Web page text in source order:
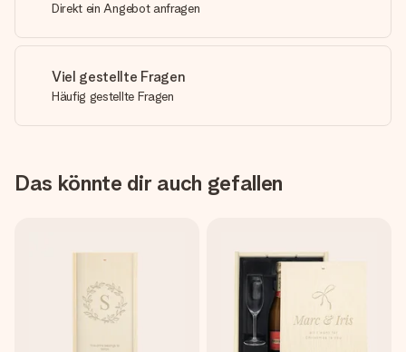
Direkt ein Angebot anfragen
Viel gestellte Fragen
Häufig gestellte Fragen
Das könnte dir auch gefallen